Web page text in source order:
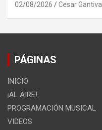
02/08/2026 Cesar Gantiva
PÁGINAS
INICIO
¡AL AIRE!
PROGRAMACIÓN MUSICAL
VIDEOS